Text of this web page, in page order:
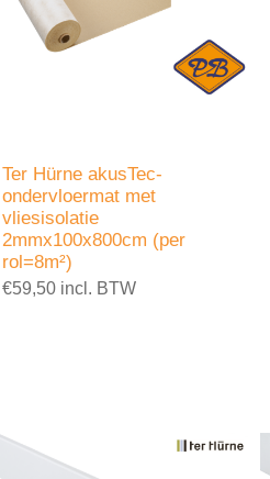
Ter Hürne akusTec-
ondervloermat met
vliesisolatie
2mmx100x800cm (per
rol=8m²)
€59,50 incl. BTW